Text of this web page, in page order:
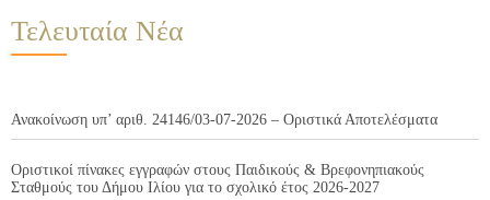
Τελευταία Νέα
Ανακοίνωση υπ’ αριθ. 24146/03-07-2026 – Οριστικά Αποτελέσματα
Οριστικοί πίνακες εγγραφών στους Παιδικούς & Βρεφονηπιακούς
Σταθμούς του Δήμου Ιλίου για το σχολικό έτος 2026-2027